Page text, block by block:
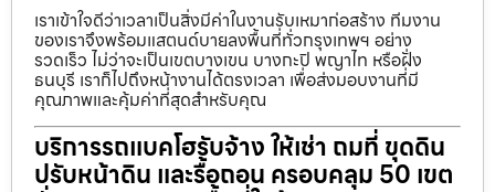
เราเข้าใจดีว่าเวลาเป็นสิ่งมีค่าในงานรับเหมาก่อสร้าง ทีมงาน
ของเราจึงพร้อมแสตนด์บายลงพื้นที่ทั่วกรุงเทพฯ อย่าง
รวดเร็ว ไม่ว่าจะเป็นเขตบางเขน บางกะปิ พญาไท หรือฝั่ง
ธนบุรี เราก็ไปถึงหน้างานได้ตรงเวลา เพื่อส่งมอบงานที่มี
คุณภาพและคุ้มค่าที่สุดสำหรับคุณ
บริการรถแบคโฮรับจ้าง ให้เช่า ถมที่ ขุดดิน
ปรับหน้าดิน และรื้อถอน ครอบคลุม 50 เขต